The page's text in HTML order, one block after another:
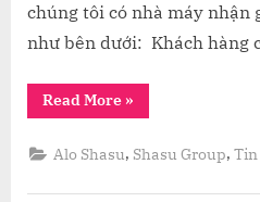
chúng tôi có nhà máy nhận
như bên dưới: Khách hàng
Read More“SHASU
OEM
Thương
hiệu
hệ
»
Alo Shasu, Shasu Group,